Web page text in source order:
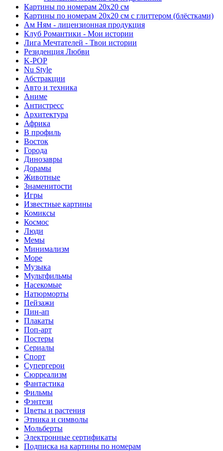
Картины по номерам 20х20 см
Картины по номерам 20х20 см с глиттером (блёстками)
Ам Ням - лицензионная продукция
Клуб Романтики - Мои истории
Лига Мечтателей - Твои истории
Резиденция Любви
K-POP
Nu Style
Абстракции
Авто и техника
Аниме
Антистресс
Архитектура
Африка
В профиль
Восток
Города
Динозавры
Дорамы
Животные
Знаменитости
Игры
Известные картины
Комиксы
Космос
Люди
Мемы
Минимализм
Море
Музыка
Мультфильмы
Насекомые
Натюрморты
Пейзажи
Пин-ап
Плакаты
Поп-арт
Постеры
Сериалы
Спорт
Супергерои
Сюрреализм
Фантастика
Фильмы
Фэнтези
Цветы и растения
Этника и символы
Мольберты
Электронные сертификаты
Подписка на картины по номерам